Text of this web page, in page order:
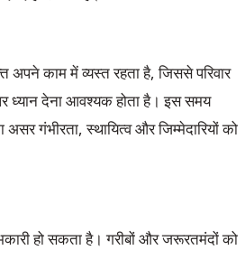
अपने काम में व्यस्त रहता है, जिससे परिवार
ध्यान देना आवश्यक होता है। इस समय
गंभीरता, स्थायित्व और जिम्मेदारियों को
हो सकता है। गरीबों और जरूरतमंदों को